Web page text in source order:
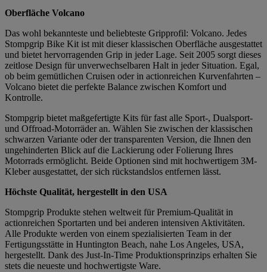
Oberfläche Volcano
Das wohl bekannteste und beliebteste Gripprofil: Volcano. Jedes
Stompgrip Bike Kit ist mit dieser klassischen Oberfläche ausgestattet
und bietet hervorragenden Grip in jeder Lage. Seit 2005 sorgt dieses
zeitlose Design für unverwechselbaren Halt in jeder Situation. Egal,
ob beim gemütlichen Cruisen oder in actionreichen Kurvenfahrten –
Volcano bietet die perfekte Balance zwischen Komfort und
Kontrolle.
Stompgrip bietet maßgefertigte Kits für fast alle Sport-, Dualsport-
und Offroad-Motorräder an. Wählen Sie zwischen der klassischen
schwarzen Variante oder der transparenten Version, die Ihnen den
ungehinderten Blick auf die Lackierung oder Folierung Ihres
Motorrads ermöglicht. Beide Optionen sind mit hochwertigem 3M-
Kleber ausgestattet, der sich rückstandslos entfernen lässt.
Höchste Qualität, hergestellt in den USA
Stompgrip Produkte stehen weltweit für Premium-Qualität in
actionreichen Sportarten und bei anderen intensiven Aktivitäten.
Alle Produkte werden von einem spezialisierten Team in der
Fertigungsstätte in Huntington Beach, nahe Los Angeles, USA,
hergestellt. Dank des Just-In-Time Produktionsprinzips erhalten Sie
stets die neueste und hochwertigste Ware.